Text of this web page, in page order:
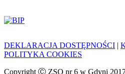
DEKLARACJA DOSTĘPNOŚCI |
POLITYKA COOKIES
Copyright Ⓒ ZSO nr 6 w Gdyni